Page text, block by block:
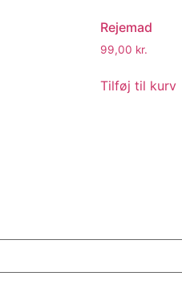
Rejemad
99,00 kr.
Tilføj til kurv